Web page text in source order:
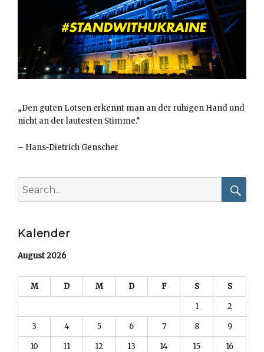
„Den guten Lotsen erkennt man an der ruhigen Hand und
nicht an der lautesten Stimme.“
– Hans-Dietrich Genscher
for:
Kalender
August 2026
M D M D F S
S
1
2
3
4 5 6 7 8
9
10
11 12 13 14 15
16